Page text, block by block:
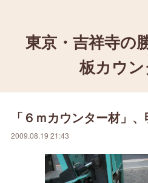
東京・吉祥寺の
板カウン
「６ｍカウンター材」
2009.08.19 21:43